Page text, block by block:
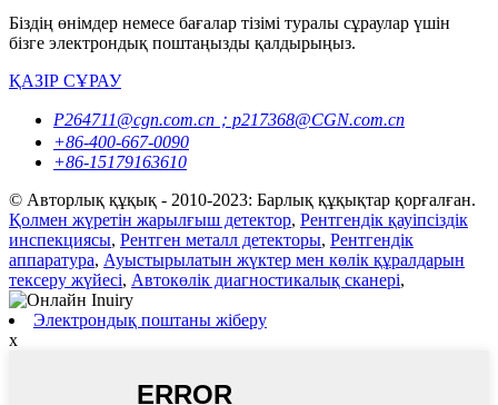
Біздің өнімдер немесе бағалар тізімі туралы сұраулар үшін
бізге электрондық поштаңызды қалдырыңыз.
ҚАЗІР СҰРАУ
P264711@cgn.com.cn；p217368@CGN.com.cn
+86-400-667-0090
+86-15179163610
© Авторлық құқық - 2010-2023: Барлық құқықтар қорғалған.
Қолмен жүретін жарылғыш детектор, Рентгендік қауіпсіздік
инспекциясы, Рентген металл детекторы, Рентгендік
аппаратура, Ауыстырылатын жүктер мен көлік құралдарын
тексеру жүйесі, Автокөлік диагностикалық сканері,
Электрондық поштаны жіберу
x